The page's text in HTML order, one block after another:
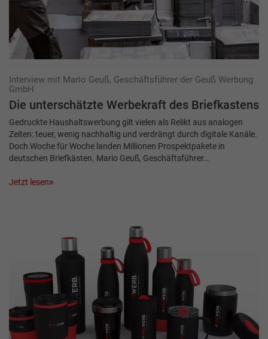
Interview mit Mario Geuß, Geschäftsführer der Geuß Werbung
GmbH
Die unterschätzte Werbekraft des Briefkastens
Gedruckte Haushaltswerbung gilt vielen als Relikt aus analogen
Zeiten: teuer, wenig nachhaltig und verdrängt durch digitale Kanäle.
Doch Woche für Woche landen Millionen Prospektpakete in
deutschen Briefkästen. Mario Geuß, Geschäftsführer…
Jetzt lesen